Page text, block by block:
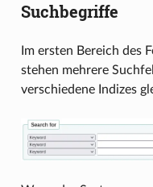
Suchbegriffe
Im ersten Bereich des
stehen mehrere
verschiedene Indizes